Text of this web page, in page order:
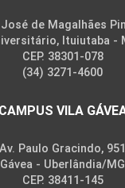
José de Magalhães
Ituiutaba -
CEP. 38301-078
(34) 3271-4600
CAMPUS VILA
Av. Paulo Gracindo, 951
Gávea - Uberlândia/MG
CEP. 38411-145